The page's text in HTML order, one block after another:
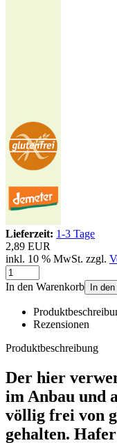
Lieferzeit: 1-3 Tage
2,89 EUR
inkl. 10 % MwSt. zzgl.
In den Warenkorb In
Rezensionen
Produktbeschreibung
Der hier
im Anbau und
völlig frei von
gehalten.